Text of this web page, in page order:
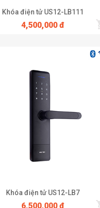
Khóa điện tử US12-LB111
4,500,000 đ
Khóa điện tử US12-LB7
6,500,000 đ
Mã Nhập Khẩu Chính Hãng
phím cơ chứa các con số và
khóa cửa mật mã vô cùng
vì sử dụng chìa khóa cửa
điểm của khóa cơ là có ổ
kỉnh lại có nguy cơ đánh mất.
đáng kể thời gian mở khóa.
ổ khóa sau vài năm. Đây